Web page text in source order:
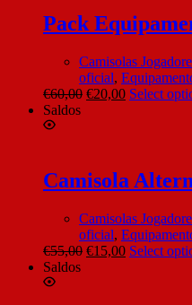
Pack
Camisolas
oficial,
€60,00 €20,00 Select
Saldos
Camisola
Camisolas
oficial,
€55,00 €15,00 Select
Saldos